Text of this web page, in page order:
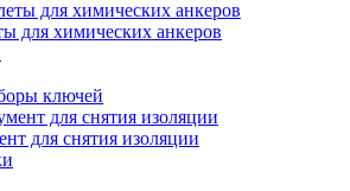
для химических анкеров
ключей
для снятия изоляции